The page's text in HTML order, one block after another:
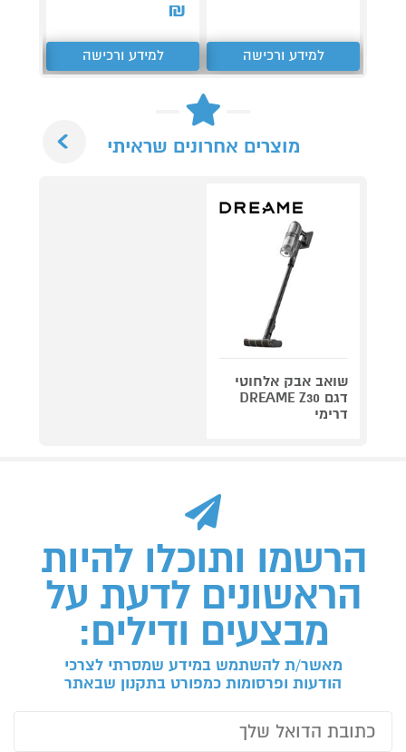
למידע ורכישה
₪
למידע ורכישה
מוצרים אחרונים שראיתי
שואב אבק אלחוטי
דגם DREAME Z30
דרימי
הרשמו ותוכלו להיות
הראשונים לדעת על
מבצעים ודילים:
מאשר/ת להשתמש במידע שמסרתי לצרכי
הודעות ופרסומות כמפורט בתקנון שבאתר